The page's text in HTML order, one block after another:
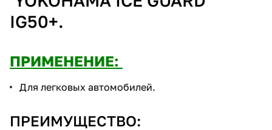
IG50+.
ПРИМЕНЕНИЕ:
Для легковых автомобилей.
ПРЕИМУЩЕСТВО: